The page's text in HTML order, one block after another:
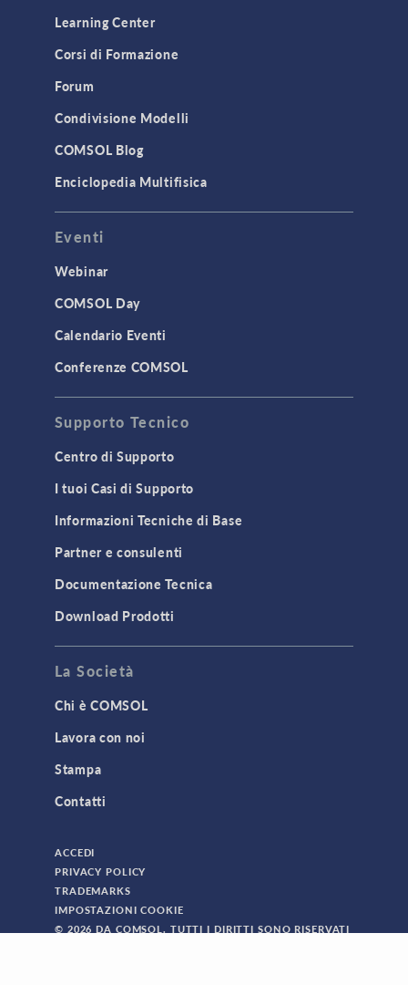
Learning Center
Corsi di Formazione
Forum
Condivisione Modelli
COMSOL Blog
Enciclopedia Multifisica
Eventi
Webinar
COMSOL Day
Calendario Eventi
Conferenze COMSOL
Supporto Tecnico
Centro di Supporto
I tuoi Casi di Supporto
Informazioni Tecniche di Base
Partner e consulenti
Documentazione Tecnica
Download Prodotti
La Società
Chi è COMSOL
Lavora con noi
Stampa
Contatti
ACCEDI
PRIVACY POLICY
TRADEMARKS
IMPOSTAZIONI COOKIE
© 2026 DA COMSOL. TUTTI I DIRITTI SONO RISERVATI